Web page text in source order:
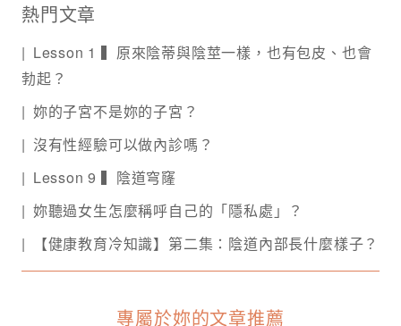
熱門文章
Lesson 1 ▍原來陰蒂與陰莖一樣，也有包皮、也會
勃起？
妳的子宮不是妳的子宮？
沒有性經驗可以做內診嗎？
Lesson 9 ▍陰道穹窿
妳聽過女生怎麼稱呼自己的「隱私處」？
【健康教育冷知識】第二集：陰道內部長什麼樣子？
專屬於妳的文章推薦